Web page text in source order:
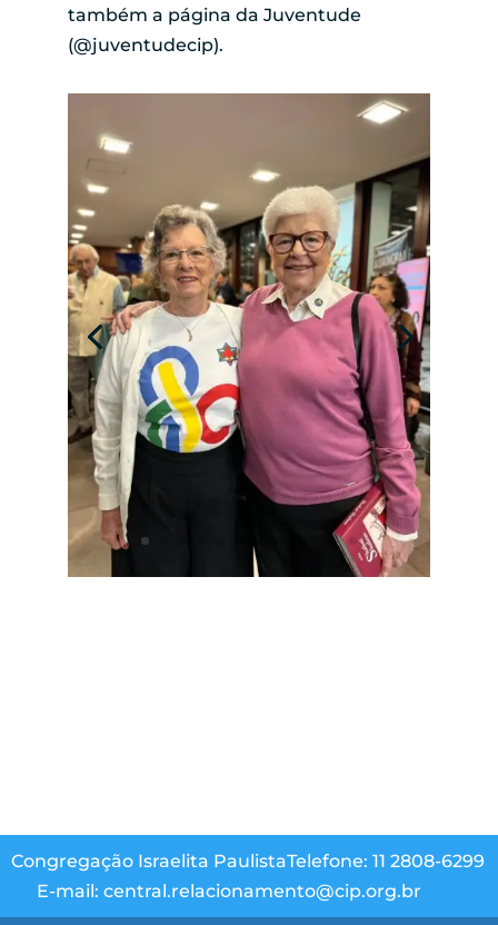
também a página da Juventude
(@juventudecip).
Congregação Israelita PaulistaTelefone: 11 2808-6299
E-mail: central.relacionamento@cip.org.br